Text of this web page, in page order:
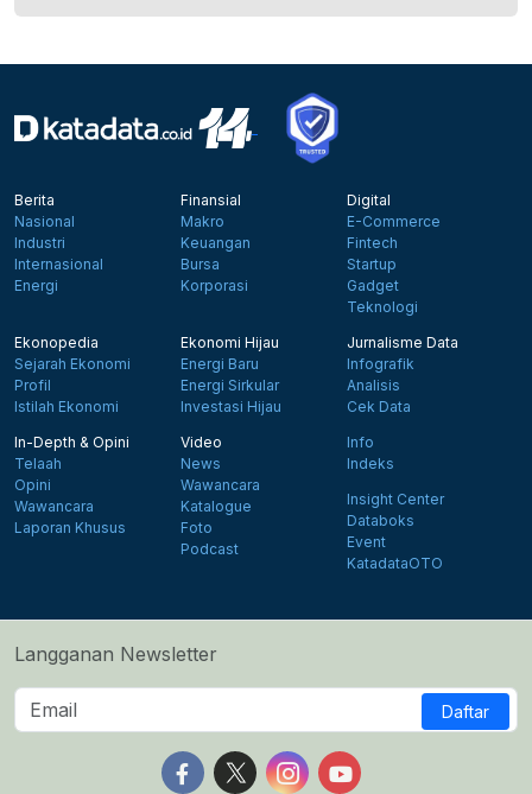
Berita
Nasional
Industri
Internasional
Energi
Finansial
Makro
Keuangan
Bursa
Korporasi
Digital
E-Commerce
Fintech
Startup
Gadget
Teknologi
Ekonopedia
Sejarah Ekonomi
Profil
Istilah Ekonomi
Ekonomi Hijau
Energi Baru
Energi Sirkular
Investasi Hijau
Jurnalisme Data
Infografik
Analisis
Cek Data
In-Depth & Opini
Telaah
Opini
Wawancara
Laporan Khusus
Video
News
Wawancara
Katalogue
Foto
Podcast
Info
Indeks
Insight Center
Databoks
Event
KatadataOTO
Langganan Newsletter
Daftar
Follow us on Facebook
Follow us on X
Follow us on Instagram
Follow us on